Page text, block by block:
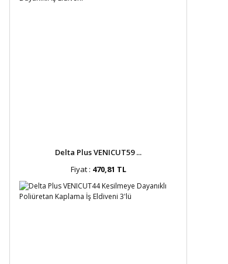
Delta Plus VENICUT59 ...
Fiyat : 470,81 TL